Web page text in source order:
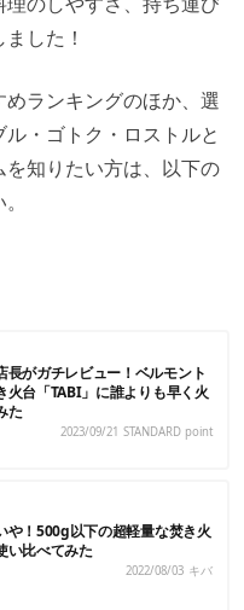
した！
ランキングのほか、選
・ゴトク・ロストルと
知りたい方は、以下の
長がガチレビュー！ベルモント
火台「TABI」に誰よりも早く火
た
2023/09/21 STANDARD point
や！500g以下の超軽量な焚き火
い比べてみた
2022/08/03 キバ